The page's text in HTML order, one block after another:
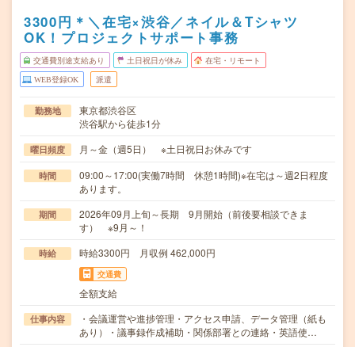
3300円＊＼在宅×渋谷／ネイル＆Tシャツ
OK！プロジェクトサポート事務
交通費別途支給あり 土日祝日が休み 在宅・リモート
WEB登録OK 派遣
勤務地
東京都渋谷区
渋谷駅から徒歩1分
曜日頻度 月～金（週5日） ※土日祝日お休みです
時間
09:00～17:00(実働7時間 休憩1時間)※在宅は～週2日程度
あります。
期間
2026年09月上旬～長期 9月開始（前後要相談できま
す） ※9月～！
時給 時給3300円 月収例 462,000円
交通費
全額支給
仕事内容
・会議運営や進捗管理・アクセス申請、データ管理（紙も
あり）・議事録作成補助・関係部署との連絡・英語使…